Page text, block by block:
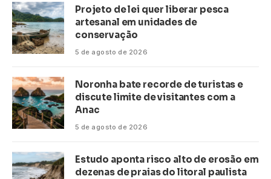
Projeto de lei quer liberar pesca
artesanal em unidades de
conservação
5 de agosto de 2026
Noronha bate recorde de turistas e
discute limite de visitantes com a
Anac
5 de agosto de 2026
Estudo aponta risco alto de erosão em
dezenas de praias do litoral paulista